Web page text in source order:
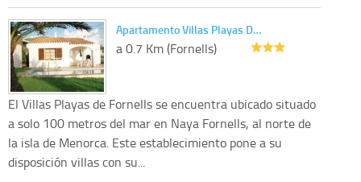
Apartamento Villas Playas D…
a 0.7 Km (Fornells)
El Villas Playas de Fornells se encuentra ubicado situado
a solo 100 metros del mar en Naya Fornells, al norte de
la isla de Menorca. Este establecimiento pone a su
disposición villas con su...